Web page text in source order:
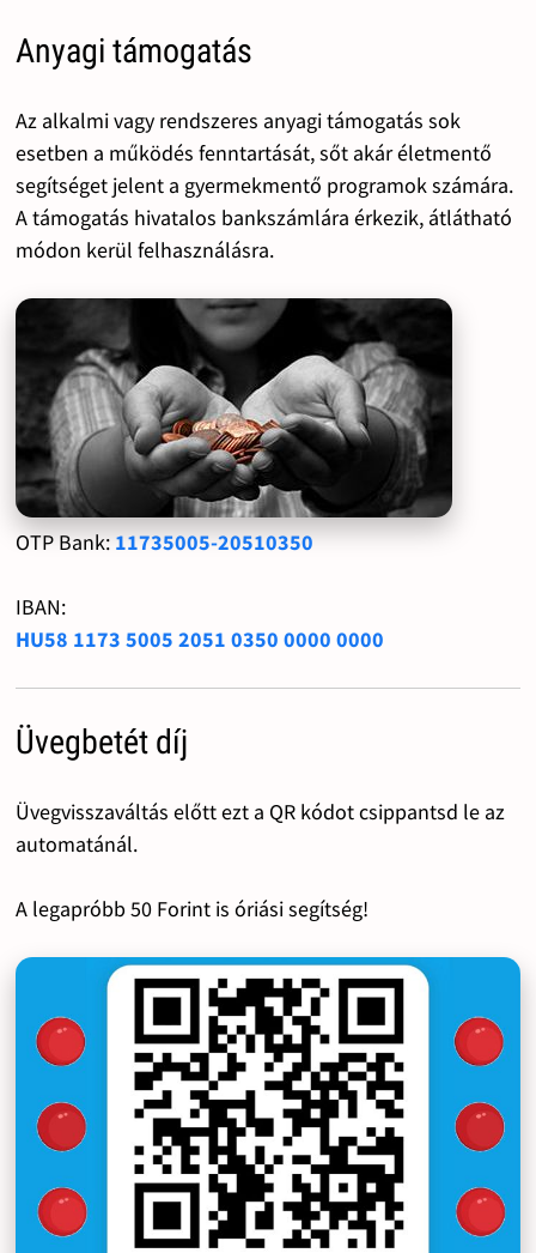
Anyagi támogatás
Az alkalmi vagy rendszeres anyagi támogatás sok
esetben a működés fenntartását, sőt akár életmentő
segítséget jelent a gyermekmentő programok számára.
A támogatás hivatalos bankszámlára érkezik, átlátható
módon kerül felhasználásra.
OTP Bank: 11735005-20510350
IBAN:
HU58 1173 5005 2051 0350 0000 0000
Üvegbetét díj
Üvegvisszaváltás előtt ezt a QR kódot csippantsd le az
automatánál.
A legapróbb 50 Forint is óriási segítség!